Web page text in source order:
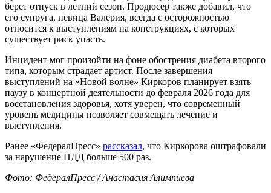
берет отпуск в летний сезон. Продюсер также добавил, что
его супруга, певица Валерия, всегда с осторожностью
относится к выступлениям на конструкциях, с которых
существует риск упасть.
Инцидент мог произойти на фоне обострения диабета второго
типа, которым страдает артист. После завершения
выступлений на «Новой волне» Киркоров планирует взять
паузу в концертной деятельности до февраля 2026 года для
восстановления здоровья, хотя уверен, что современный
уровень медицины позволяет совмещать лечение и
выступления.
Ранее «ФедералПресс» рассказал, что Киркорова оштрафовали
за нарушение ПДД больше 500 раз.
Фото: ФедералПресс / Анастасия Алимпиева